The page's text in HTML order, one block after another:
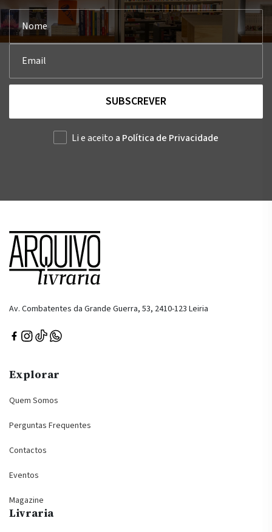
SUBSCREVER
Li e aceito a Política de Privacidade
Av. Combatentes da Grande Guerra, 53, 2410-123 Leiria
Explorar
Quem Somos
Perguntas Frequentes
Contactos
Eventos
Magazine
Livraria